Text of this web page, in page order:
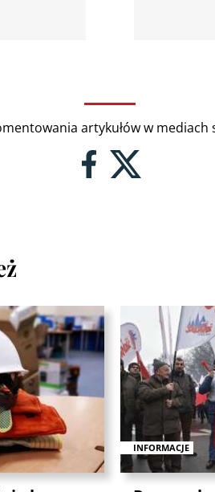
artykułów w mediach
INFORMACJE